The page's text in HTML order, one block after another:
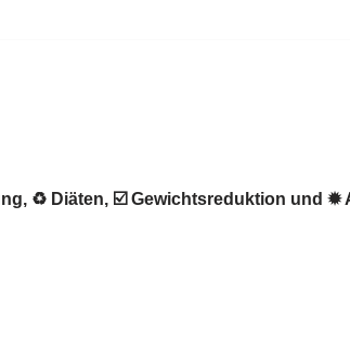
♻ Diäten, ☑️ Gewichtsreduktion und ✹